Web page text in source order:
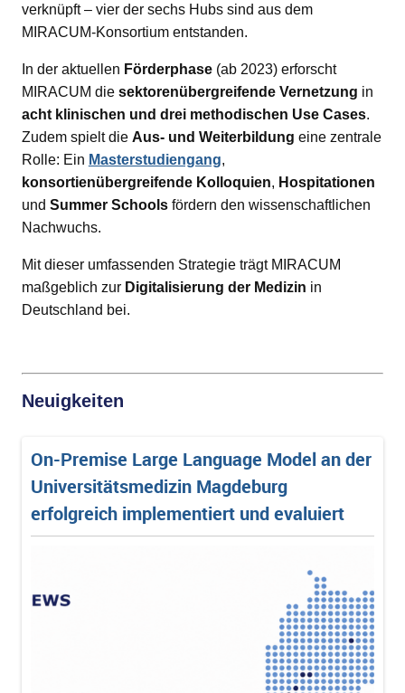
verknüpft – vier der sechs Hubs sind aus dem
MIRACUM-Konsortium entstanden.
In der aktuellen Förderphase(ab 2023) erforscht
MIRACUM die sektorenübergreifende Vernetzung in
acht klinischen und drei methodischen Use Cases.
Zudem spielt die Aus- und Weiterbildung eine zentrale
Rolle: Ein Masterstudiengang,
konsortienübergreifende Kolloquien, Hospitationen
und Summer Schoolsfördern den wissenschaftlichen
Nachwuchs.
Mit dieser umfassenden Strategie trägt MIRACUM
maßgeblich zur Digitalisierung der Medizin in
Deutschland bei.
Neuigkeiten
On-Premise Large Language Model an der
Universitätsmedizin Magdeburg
erfolgreich implementiert und evaluiert
Erfolgreiche Kooperation der Erlanger
Kinderherzchirurgie und des Erlanger DIZ:
Nutzung klinischer Routinedaten zur
Qualitätssicherung in der